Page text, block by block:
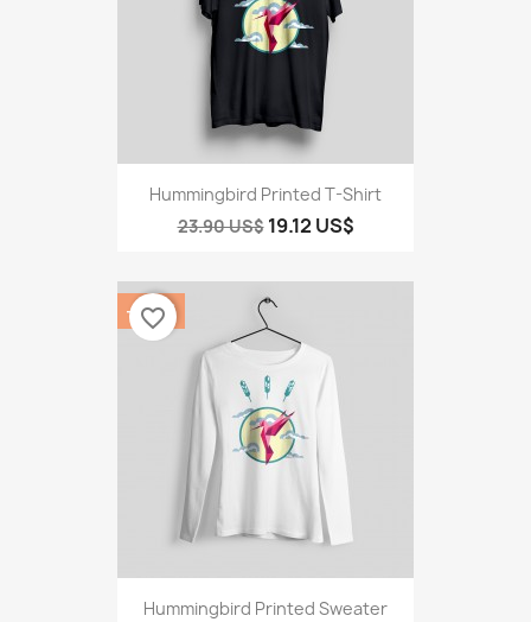
Hummingbird Printed T-Shirt
23.90 US$ 19.12 US$
Hummingbird Printed Sweater
‎-20%
favorite_border